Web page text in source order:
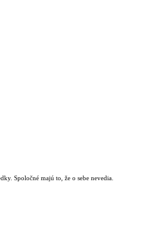
Spoločné majú to, že o sebe nevedia.